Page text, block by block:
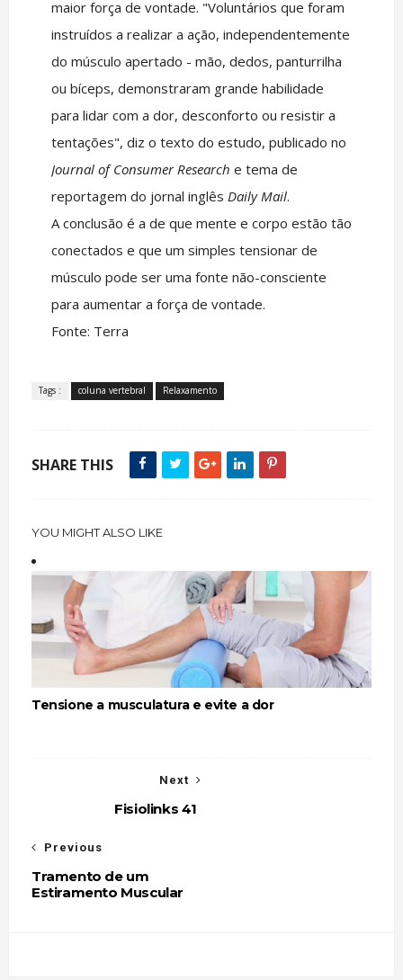
maior força de vontade. "Voluntários que foram
instruídos a realizar a ação, independentemente
do músculo apertado - mão, dedos, panturrilha
ou bíceps, demonstraram grande habilidade
para lidar com a dor, desconforto ou resistir a
tentações", diz o texto do estudo, publicado no
Journal of Consumer Research e tema de
reportagem do jornal inglês Daily Mail.
A conclusão é a de que mente e corpo estão tão
conectados e que um simples tensionar de
músculo pode ser uma fonte não-consciente
para aumentar a força de vontade.
Fonte: Terra
Tags : coluna vertebral Relaxamento
SHARE THIS
YOU MIGHT ALSO LIKE
Tensione a musculatura e evite a dor
Next
Fisiolinks 41
Previous
Tramento de um
Estiramento Muscular